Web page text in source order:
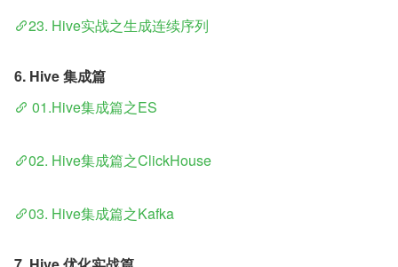
23. Hive实战之生成连续序列
6. Hive 集成篇
01.Hive集成篇之ES
02. Hive集成篇之ClickHouse
03. Hive集成篇之Kafka